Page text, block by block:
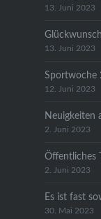
13. Juni 2023
13. Juni 2023
Sportwoche
12. Juni 2023
Neuigkeiten
2. Juni 2023
Öffentliches
2. Juni 2023
Es ist fast
30. Mai 2023